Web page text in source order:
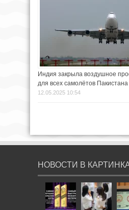
Индия закрыла воздушное
для всех самолётов Пакистана
12.05.2025 10:54
НОВОСТИ В